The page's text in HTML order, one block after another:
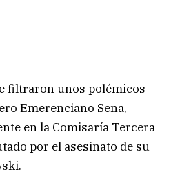
filtraron unos polémicos
Emerenciano Sena,
en la Comisaría Tercera
por el asesinato de su